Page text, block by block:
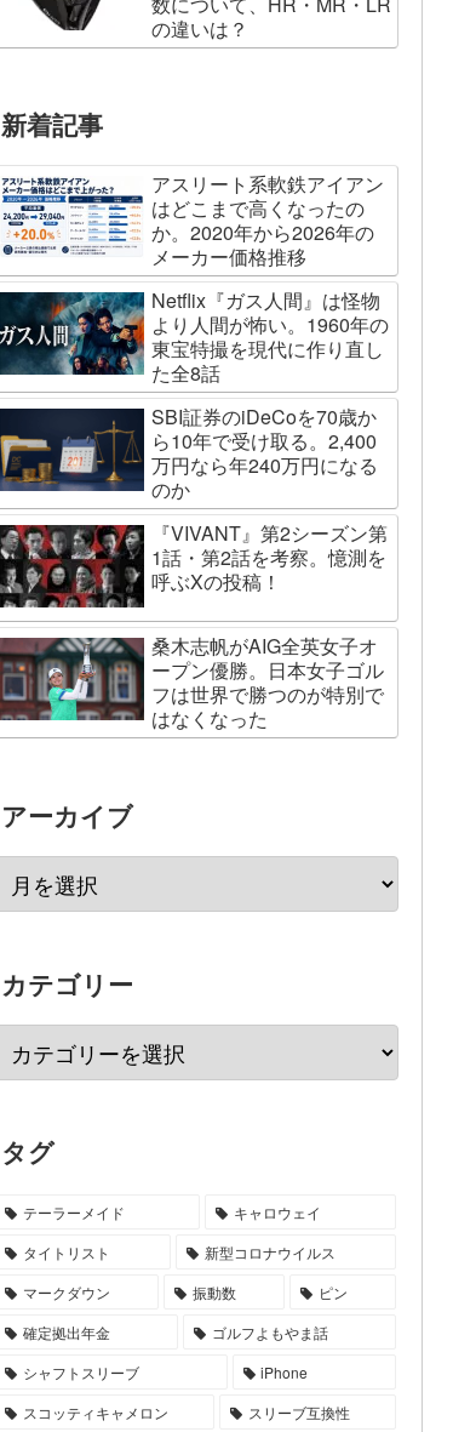
の違いは？
新着記事
アスリート系軟鉄アイアン
はどこまで高くなったの
か。2020年から2026年の
メーカー価格推移
Netflix『ガス人間』は怪物
より人間が怖い。1960年の
東宝特撮を現代に作り直し
た全8話
SBI証券のiDeCoを70歳か
ら10年で受け取る。2,400
万円なら年240万円になる
のか
『VIVANT』第2シーズン第
1話・第2話を考察。憶測を
呼ぶXの投稿！
桑木志帆がAIG全英女子オ
ープン優勝。日本女子ゴル
フは世界で勝つのが特別で
はなくなった
アーカイブ
カテゴリー
タグ
テーラーメイド
キャロウェイ
タイトリスト
新型コロナウイルス
マークダウン
振動数
ピン
確定拠出年金
ゴルフよもやま話
シャフトスリーブ
iPhone
スコッティキャメロン
スリーブ互換性